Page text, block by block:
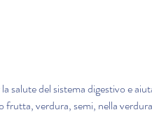
salute del sistema digestivo e
verdura, semi, nella